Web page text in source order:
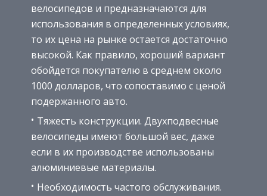
велосипедов и предназначаются для
использования в определенных условиях,
то их цена на рынке остается достаточно
высокой. Как правило, хороший вариант
обойдется покупателю в среднем около
1000 долларов, что сопоставимо с ценой
подержанного авто.
Тяжесть конструкции. Двухподвесные
велосипеды имеют большой вес, даже
если в их производстве использованы
алюминиевые материалы.
Необходимость частого обслуживания.